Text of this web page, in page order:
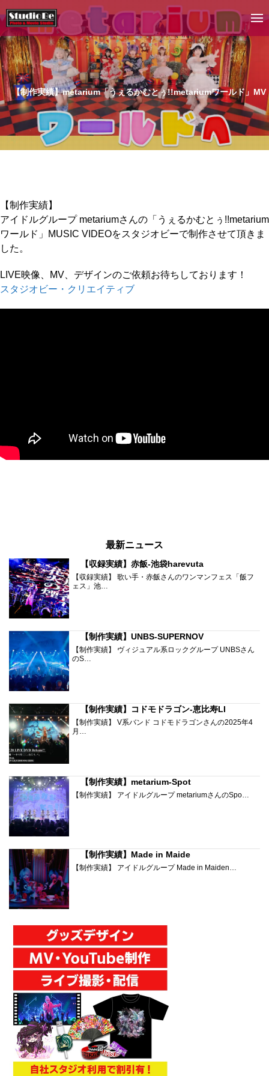
【制作実績】metarium「うぇるかむとぅ!!metariumワールド」MV
【制作実績】
アイドルグループ metariumさんの「うぇるかむとぅ!!metarium
ワールド」MUSIC VIDEOをスタジオビーで制作させて頂きま
した。
LIVE映像、MV、デザインのご依頼お待ちしております！
スタジオビー・クリエイティブ
最新ニュース
【収録実績】赤飯-池袋harevuta
【収録実績】 歌い手・赤飯さんのワンマンフェス「飯フ
ェス」池…
【制作実績】UNBS-SUPERNOV
【制作実績】 ヴィジュアル系ロックグループ UNBSさん
のS…
【制作実績】コドモドラゴン-恵比寿LI
【制作実績】 V系バンド コドモドラゴンさんの2025年4
月…
【制作実績】metarium-Spot
【制作実績】 アイドルグループ metariumさんのSpo…
【制作実績】Made in Maide
【制作実績】 アイドルグループ Made in Maiden…